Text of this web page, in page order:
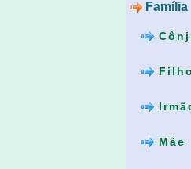
Família
Mãe